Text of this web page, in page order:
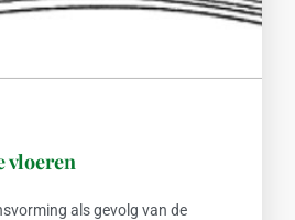
vloeren
als gevolg van de